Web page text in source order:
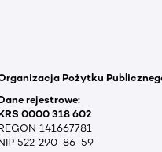
Pożytku
rejestrowe:
0000 318 602
141667781
522-290-86-59